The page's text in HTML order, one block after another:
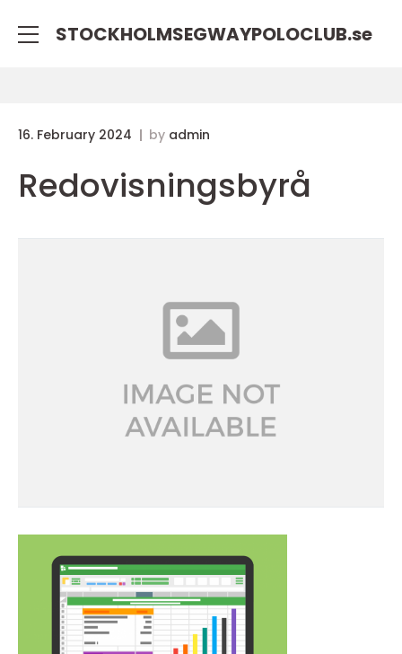
STOCKHOLMSEGWAYPOLOCLUB.se
16. February 2024 by admin
Redovisningsbyrå